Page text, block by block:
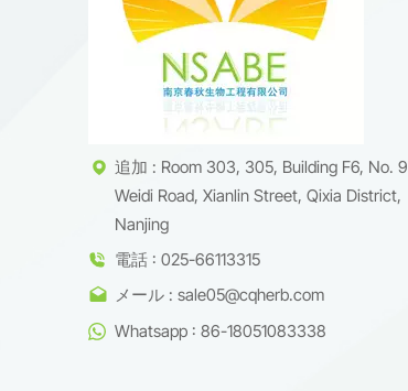
追加 : Room 303, 305, Building F6, No. 9
Weidi Road, Xianlin Street, Qixia District,
Nanjing
電話 : 025-66113315
メール : sale05@cqherb.com
Whatsapp : 86-18051083338